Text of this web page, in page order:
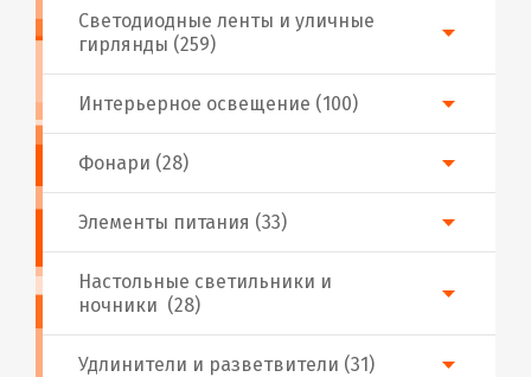
Фонари (28)
Настольные светильники и
ночники (28)
Интерьерное освещение (100)
Светодиодные ленты и уличные
гирлянды (259)
Удлинители и разветвители (31)
Элементы питания (33)